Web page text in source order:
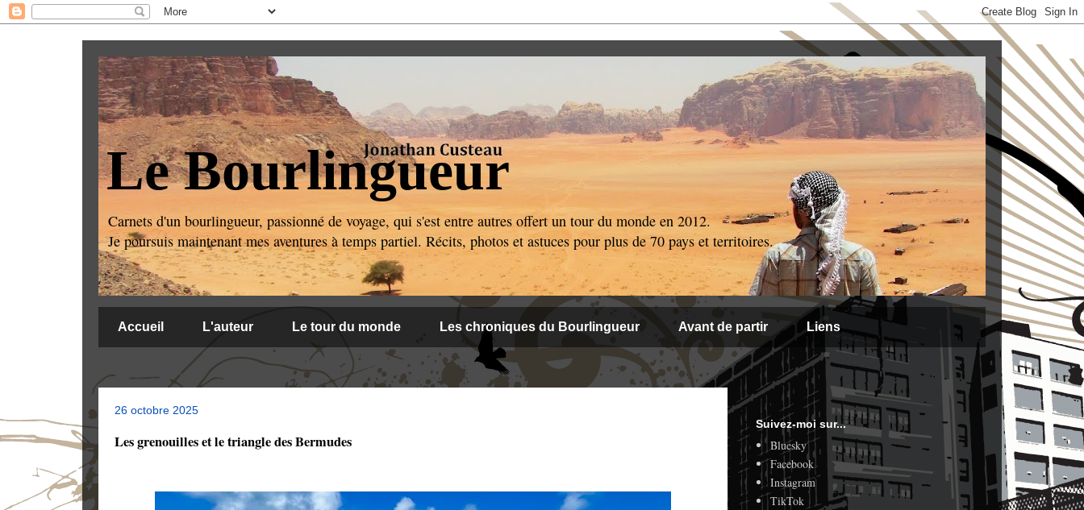
Le Bourlingueur
Carnets d'un bourlingueur, passionné de voyage, qui s'est entre autres offert un tour du monde en 2012.
Je poursuis maintenant mes aventures à temps partiel. Récits, photos et astuces pour plus de 70 pays et territoires.
Accueil L'auteur Le tour du monde Les chroniques du Bourlingueur Avant de partir Liens
26 octobre 2025
Les grenouilles et le triangle des Bermudes
Suivez-moi sur...
Bluesky
Facebook
Instagram
TikTok